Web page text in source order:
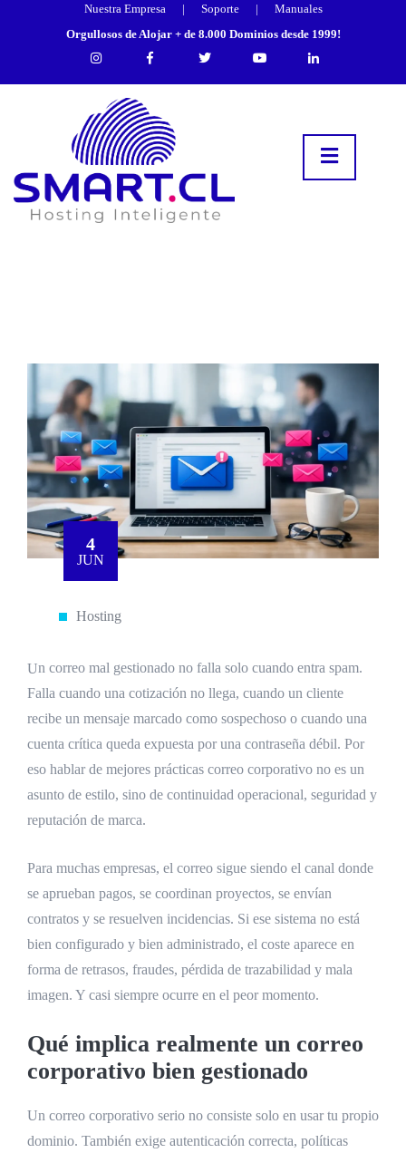
Nuestra Empresa | Soporte |
Manuales
Orgullosos de Alojar + de 8.000 Dominios desde 1999!
4
JUN
Hosting
Un correo mal gestionado no falla solo cuando entra spam.
Falla cuando una cotización no llega, cuando un cliente
recibe un mensaje marcado como sospechoso o cuando una
cuenta crítica queda expuesta por una contraseña débil. Por
eso hablar de mejores prácticas correo corporativo no es un
asunto de estilo, sino de continuidad operacional, seguridad y
reputación de marca.
Para muchas empresas, el correo sigue siendo el canal donde
se aprueban pagos, se coordinan proyectos, se envían
contratos y se resuelven incidencias. Si ese sistema no está
bien configurado y bien administrado, el coste aparece en
forma de retrasos, fraudes, pérdida de trazabilidad y mala
imagen. Y casi siempre ocurre en el peor momento.
Qué implica realmente un correo
corporativo bien gestionado
Un correo corporativo serio no consiste solo en usar tu propio
dominio. También exige autenticación correcta, políticas